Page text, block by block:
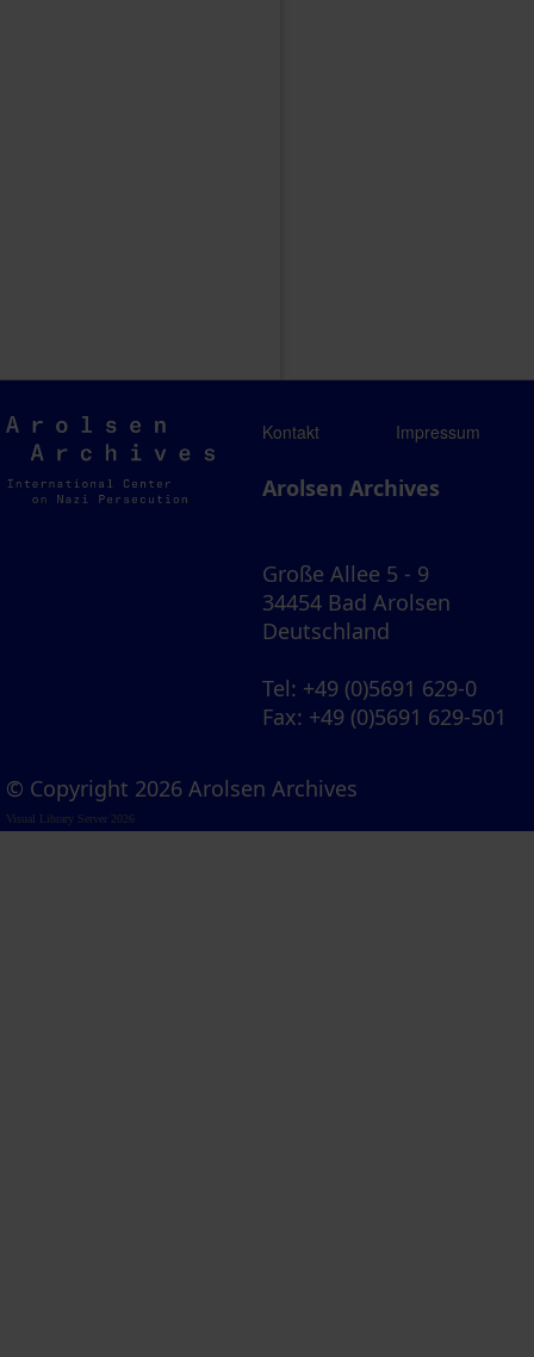
Arolsen
Archives
Kontakt Impressum
Arolsen Archives
Große Allee 5 - 9
34454 Bad Arolsen
Deutschland
Tel: +49 (0)5691 629-0
Fax: +49 (0)5691 629-501
© Copyright 2026 Arolsen Archives
Visual Library Server 2026